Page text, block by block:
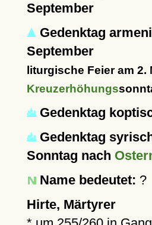
September
Gedenktag
September
liturgische Feier am
Kreuzerhöhungs
Gedenktag
Gedenktag
Sonntag nach
Name bedeutet: ?
Hirte, Märtyrer